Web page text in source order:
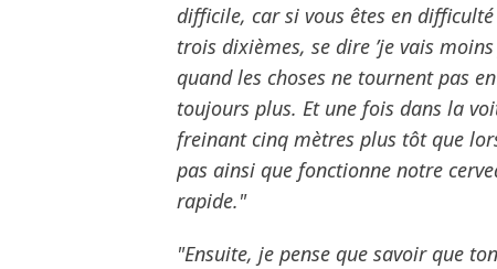
difficile, car si vous êtes en
trois dixièmes, se dire ’je vais
quand les choses ne tournent pas
toujours plus. Et une fois dans la
freinant cinq mètres plus tôt que
pas ainsi que fonctionne notre
rapide."
"Ensuite, je pense que savoir que